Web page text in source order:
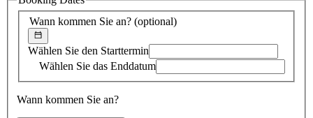
Wann kommen Sie an? (optional)
Wählen Sie den Starttermin
Wählen Sie das Enddatum
Wann kommen Sie an?